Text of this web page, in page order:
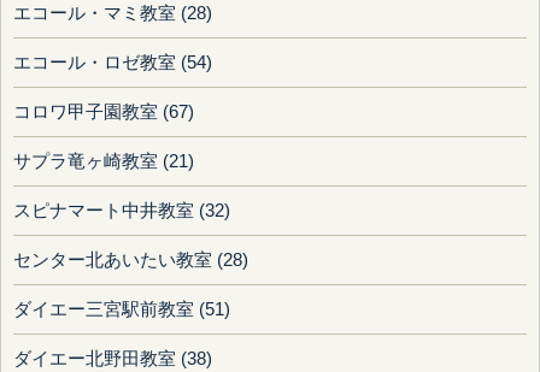
エコール・マミ教室 (28)
エコール・ロゼ教室 (54)
コロワ甲子園教室 (67)
サプラ竜ヶ崎教室 (21)
スピナマート中井教室 (32)
センター北あいたい教室 (28)
ダイエー三宮駅前教室 (51)
ダイエー北野田教室 (38)